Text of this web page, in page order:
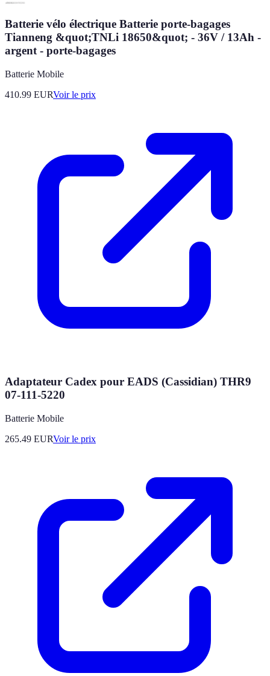
Batterie vélo électrique Batterie porte-bagages
Tianneng &quot;TNLi 18650&quot; - 36V / 13Ah -
argent - porte-bagages
Batterie Mobile
410.99 EURVoir le prix
Adaptateur Cadex pour EADS (Cassidian) THR9
07-111-5220
Batterie Mobile
265.49 EURVoir le prix